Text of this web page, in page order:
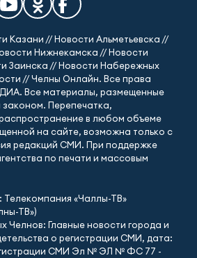
Казани // Новости Альметьевска //
Нижнекамска // Новости
Заинска // Новости Набережных
// Челны Онлайн. Все права
Все материалы, размещенные
Перепечатка,
в любом объеме
на сайте, возможна только с
редакций СМИ. При поддержке
по печати и массовым
«Чаллы-ТВ»
ТВ»)
Челнов: Главные новости города и
о регистрации СМИ, дата:
СМИ Эл № ЭЛ № ФС 77 -